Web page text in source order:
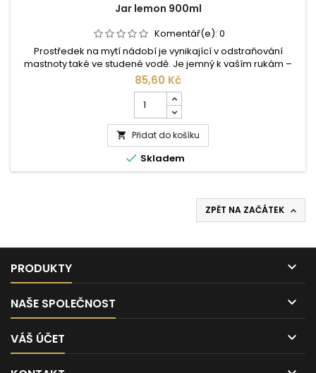
Jar lemon 900ml
Komentář(e): 0
Prostředek na mytí nádobí je vynikající v odstraňování
mastnoty také ve studené vodě. Je jemný k vaším rukám –
pomáhá udržet hezký vzhled pokožky a příjemný pocit z
vašich rukou. ...
85,60 Kč
kusů
produktu
Jar
lemon
900ml
 Přidat do košíku
 Skladem
ZPĚT NA ZAČÁTEK 
PRODUKTY 
NAŠE SPOLEČNOST 
VÁŠ ÚČET 